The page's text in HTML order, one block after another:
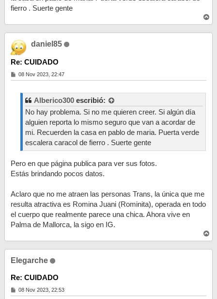
fierro . Suerte gente
r
daniel85
Re: CUIDADO
M
e
08 Nov 2023, 22:47
Alberico300 escribió:
No hay problema. Si no me quieren creer. Si algún día
alguien reporta lo mismo seguro que van a acordar de
mi. Recuerden la casa en pablo de maria. Puerta verde
escalera caracol de fierro . Suerte gente
Pero en que página publica para ver sus fotos.
Estás brindando pocos datos.
Aclaro que no me atraen las personas Trans, la única que me
resulta atractiva es Romina Juani (Rominita), operada en todo
el cuerpo que realmente parece una chica. Ahora vive en
Palma de Mallorca, la sigo en IG.
r
Elegarche
Re: CUIDADO
M
e
08 Nov 2023, 22:53